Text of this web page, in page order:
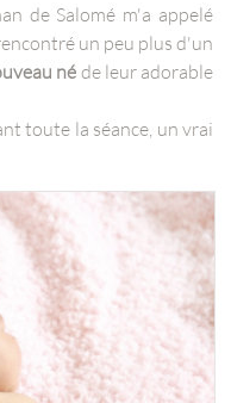
de Salomé m'a appelé
un peu plus d'un
né de leur adorable
toute la séance, un vrai